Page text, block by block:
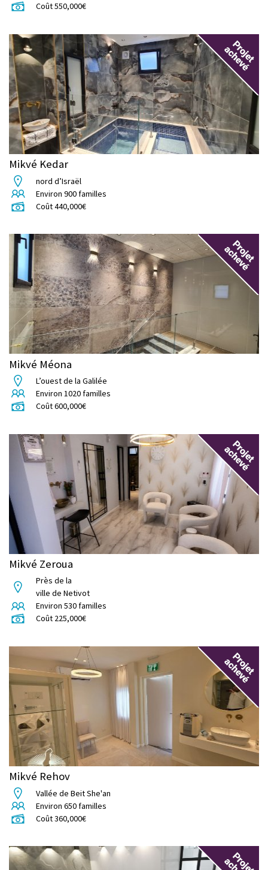
Coût550,000€
Mikvé Kedar
nord d’Israël
Environ 900familles
Coût440,000€
Mikvé Méona
L’ouest de la Galilée
Environ 1020familles
Coût600,000€
Mikvé Zeroua
Près de la
ville de Netivot
Environ 530familles
Coût 225,000€
Mikvé Rehov
Vallée de Beit She'an
Environ 650familles
Coût360,000€